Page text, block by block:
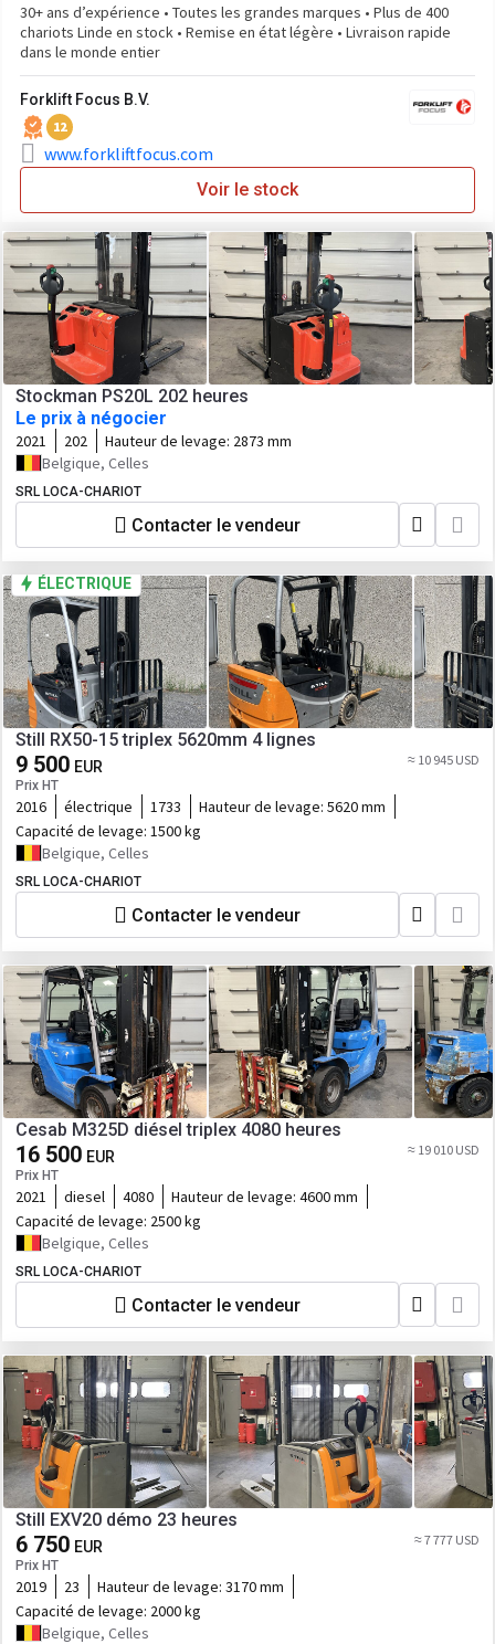
30+ ans d’expérience • Toutes les grandes marques • Plus de 400
chariots Linde en stock • Remise en état légère • Livraison rapide
dans le monde entier
Forklift Focus B.V.
12
www.forkliftfocus.com
Voir le stock
Stockman PS20L 202 heures
Le prix à négocier
2021 202 Hauteur de levage: 2873 mm
Belgique, Celles
SRL LOCA-CHARIOT
Contacter le vendeur
ÉLECTRIQUE
Still RX50-15 triplex 5620mm 4 lignes
9 500 EUR
Prix HT
≈ 10 945 USD
2016 électrique 1733 Hauteur de levage: 5620 mm
Capacité de levage: 1500 kg
Belgique, Celles
SRL LOCA-CHARIOT
Contacter le vendeur
Cesab M325D diésel triplex 4080 heures
16 500 EUR
Prix HT
≈ 19 010 USD
2021 diesel 4080 Hauteur de levage: 4600 mm
Capacité de levage: 2500 kg
Belgique, Celles
SRL LOCA-CHARIOT
Contacter le vendeur
Still EXV20 démo 23 heures
6 750 EUR
Prix HT
≈ 7 777 USD
2019 23 Hauteur de levage: 3170 mm
Capacité de levage: 2000 kg
Belgique, Celles